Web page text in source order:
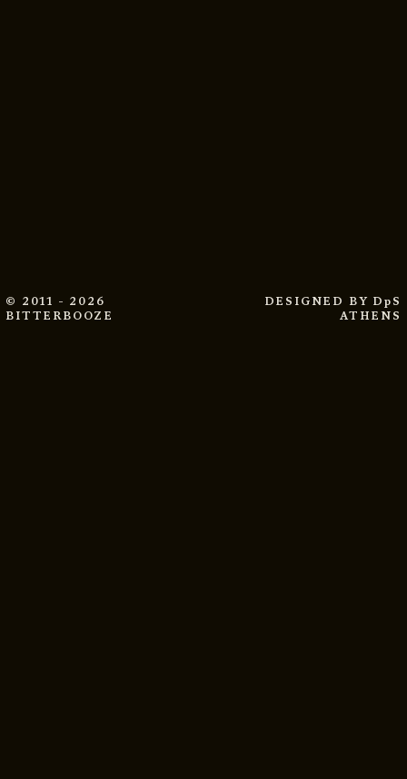
© 2011 - 2026
BITTERBOOZE
DESIGNED BY DpS
ATHENS